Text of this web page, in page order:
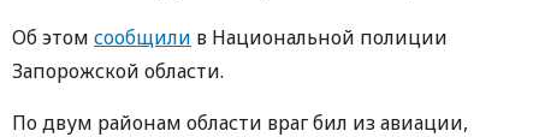
Об этом сообщили в Национальной полиции
Запорожской области.
По двум районам области враг бил из авиации,